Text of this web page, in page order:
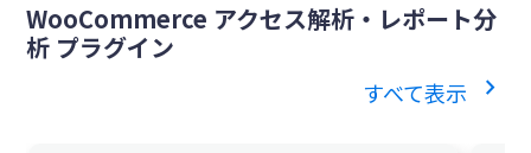
WooCommerce アクセス解析・レポート分
析 プラグイン
すべて表示 chevron_right